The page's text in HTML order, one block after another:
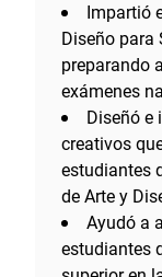
Impartió
Diseño para
preparando
exámenes
Diseñó e
creativos
estudiantes
de Arte y
Ayudó a
estudiantes